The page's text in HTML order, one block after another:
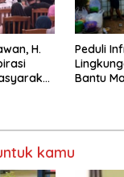
H.
Peduli
Bantu
kamu